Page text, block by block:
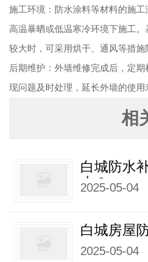
施工环境：防水涂料等材料的施
高温暴晒或低温寒冷环境下施工
较大时，可采用烘干、通风等措施
后期维护：外墙维修完成后，定
现问题及时处理，延长外墙的使用
相
白城防水
少？
2025-05-04
白城房屋
2025-05-04